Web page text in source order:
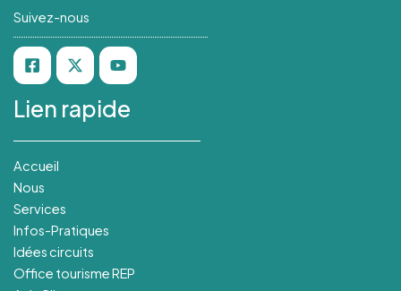
Suivez-nous
Lien rapide
Accueil
Nous
Services
Infos-Pratiques
Idées circuits
Office tourisme REP